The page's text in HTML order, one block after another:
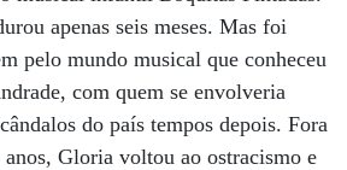
apenas seis meses. Mas foi
pelo mundo musical que conheceu
com quem se envolveria
do país tempos depois. Fora
Gloria voltou ao ostracismo e